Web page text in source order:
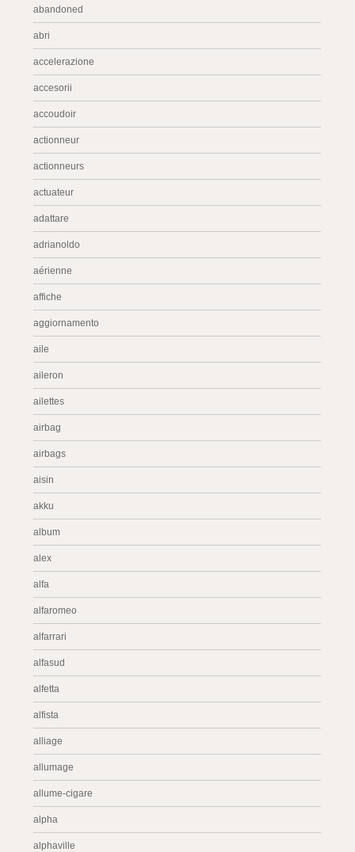
abandoned
abri
accelerazione
accesorii
accoudoir
actionneur
actionneurs
actuateur
adattare
adrianoldo
aérienne
affiche
aggiornamento
aile
aileron
ailettes
airbag
airbags
aisin
akku
album
alex
alfa
alfaromeo
alfarrari
alfasud
alfetta
alfista
alliage
allumage
allume-cigare
alpha
alphaville